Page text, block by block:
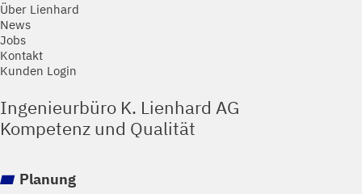
Über Lienhard
News
Jobs
Kontakt
Kunden Login
Ingenieurbüro K. Lienhard AG
Kompetenz und Qualität
Planung